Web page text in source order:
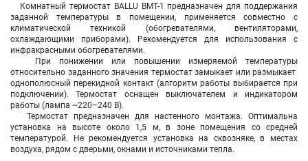
Комнатный термостат BALLU BMT-1 предназначен для поддержания
заданной температуры в помещении, применяется совместно с
климатической техникой (обогревателями, вентиляторами,
охлаждающими приборами). Рекомендуется для использования с
инфракрасными обогревателями.
При понижении или повышении измеряемой температуры
относительно заданного значения термостат замыкает или размыкает
однополюсный перекидной контакт (алгоритм работы выбирается при
подключении). Термостат оснащен выключателем и индикатором
работы (лампа ~220–240 В).
Термостат предназначен для настенного монтажа. Оптимальна
установка на высоте около 1,5 м, в зоне помещения со средней
температурой. Не рекомендуется установка на сквозняке, в местах
воздуха, рядом с дверьми, окнами и источниками тепла.